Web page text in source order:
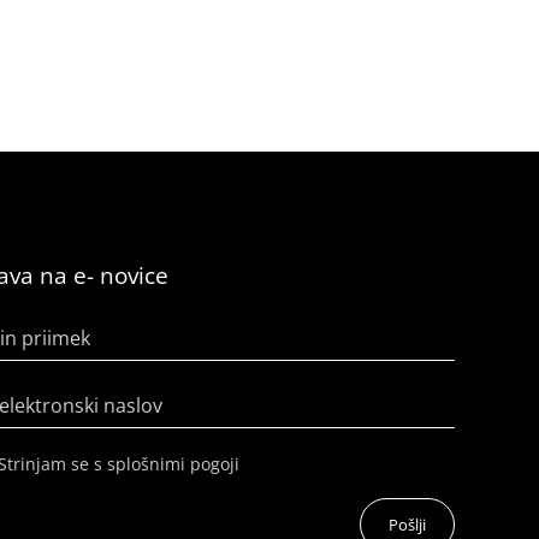
na e- novice
priimek
naslov
se s splošnimi pogoji
Pošlji